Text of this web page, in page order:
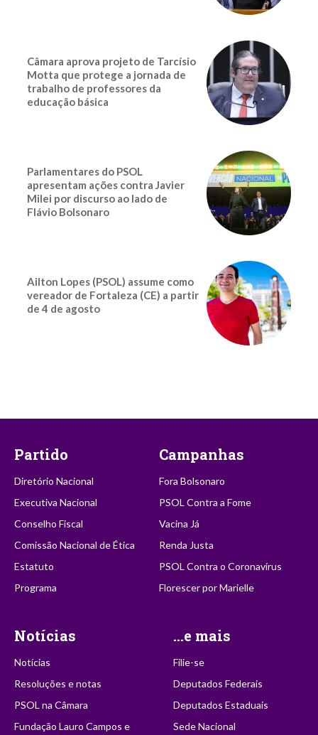
Câmara aprova projeto de Tarcísio
Motta que protege a jornada de
trabalho de professores da
educação básica
Parlamentares do PSOL
apresentam ações contra Javier
Milei por discurso ao lado de
Flávio Bolsonaro
Ailton Lopes (PSOL) assume como
vereador de Fortaleza (CE) a partir
de 4 de agosto
Partido
Diretório Nacional
Executiva Nacional
Conselho Fiscal
Comissão Nacional de Ética
Estatuto
Programa
Campanhas
Fora Bolsonaro
PSOL Contra a Fome
Vacina Já
Renda Justa
PSOL Contra o Coronavírus
Florescer por Marielle
Notícias
Notícias
Resoluções e notas
PSOL na Câmara
Fundação Lauro Campos e
...e mais
Filie-se
Deputados Federais
Deputados Estaduais
Sede Nacional